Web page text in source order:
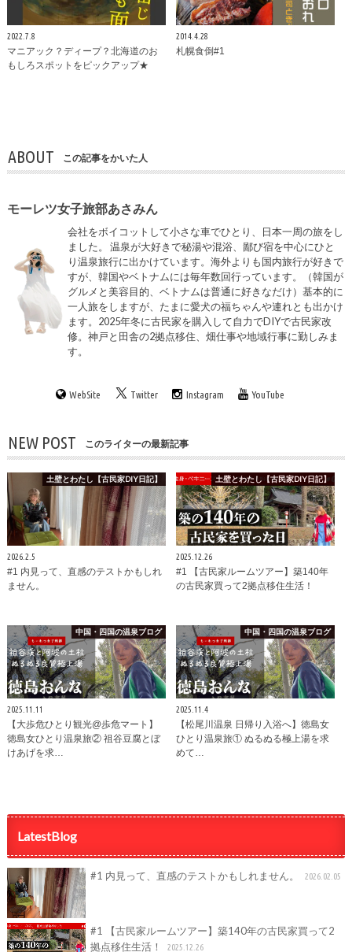
2022.7.8
マニアック？ディープ？北海道のお
もしろスポットをピックアップ★
2014.4.28
札幌食倒#1
ABOUT この記事をかいた人
モーレツ女子旅部あさみん
会社をボイコットして小さな車でひとり、日本一周の旅をし
ました。 温泉が大好きで秘湯や混浴、鄙び宿を中心にひと
り温泉旅行に出かけています。海外よりも国内旅行が好きで
すが、韓国やベトナムには毎年数回行っています。（韓国が
グルメと美容目的、ベトナムは普通に好きなだけ）基本的に
一人旅をしますが、たまに愛犬の福ちゃんや連れとも出かけ
ます。2025年冬に古民家を購入して自力でDIYで古民家改
修。神戸と田舎の2拠点移住、畑仕事や地域行事に勤しみま
す。
WebSite Twitter Instagram YouTube
NEW POST このライターの最新記事
土壁とわたし【古民家DIY日記】
2026.2.5
#1 内見って、直感のテストかもしれ
ません。
土壁とわたし【古民家DIY日記】
2025.12.26
#1 【古民家ルームツアー】築140年
の古民家買って2拠点移住生活！
中国・四国の温泉ブログ
2025.11.11
【大歩危ひとり観光@歩危マート】
徳島女ひとり温泉旅② 祖谷豆腐とぼ
けあげを求…
中国・四国の温泉ブログ
2025.11.4
【松尾川温泉 日帰り入浴へ】徳島女
ひとり温泉旅① ぬるぬる極上湯を求
めて…
LatestBlog
#1 内見って、直感のテストかもしれません。 2026.02.05
#1 【古民家ルームツアー】築140年の古民家買って2
拠点移住生活！
2025.12.26